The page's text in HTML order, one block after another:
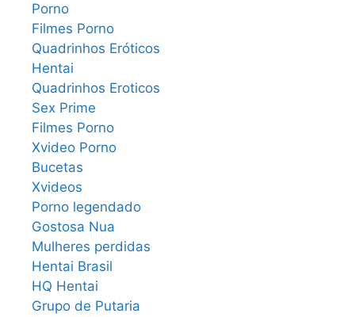
Porno
Filmes Porno
Quadrinhos Eróticos
Hentai
Quadrinhos Eroticos
Sex Prime
Filmes Porno
Xvideo Porno
Bucetas
Xvideos
Porno legendado
Gostosa Nua
Mulheres perdidas
Hentai Brasil
HQ Hentai
Grupo de Putaria